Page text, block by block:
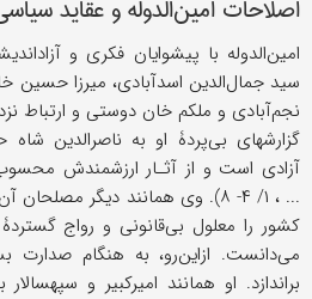
اصلاحات امین‌الدوله و عقاید
امین‌الدوله با پیشوایان فکری و
سید جمال‌الدین اسدآبادی، میرزا حسین
نجم‌آبادی و ملکم‌ خان دوستی و ارتباط
گزارشهای بی‌پردۀ او به ناصرالدین شاه
آزادی است و از آثـار ارزشمندش
... ، ۱/ ۴- ۸). وی همانند دیگر
کشور را معلول بی‌قانونی و رواج
می‌دانست. ازاین‌رو، به هنگام صدارت
براندازد. او همانند امیرکبیر و